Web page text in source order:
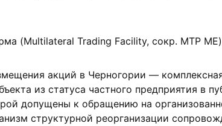
(Multilateral Trading Facility, сокр. MTP
акций в Черногории —
из статуса частного предприятия в
допущены к обращению на
структурной реорганизации